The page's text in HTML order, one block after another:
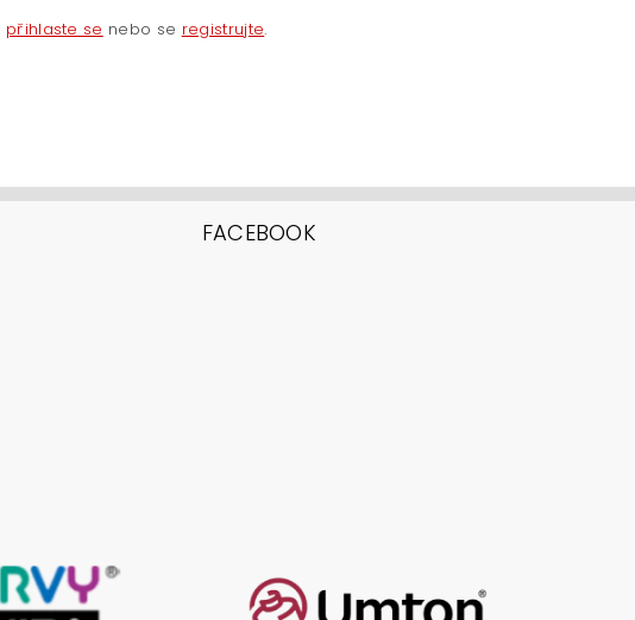
přihlaste se nebo se registrujte.
FACEBOOK